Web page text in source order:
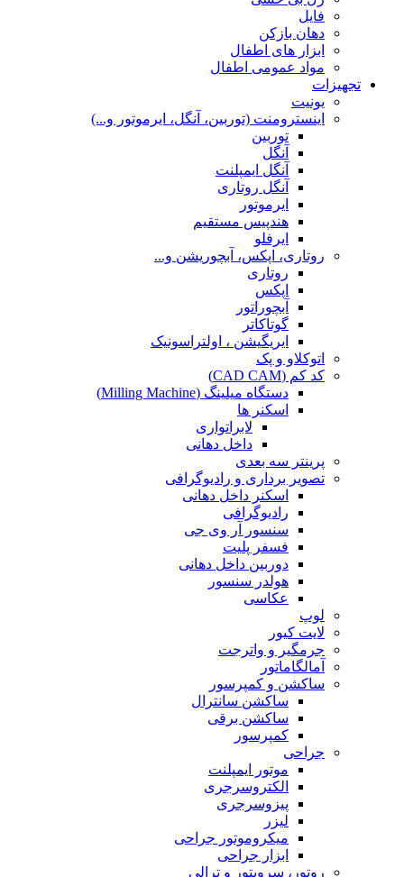
فایل
دهان بازکن
ابزار های اطفال
مواد عمومی اطفال
تجهیزات
یونیت
اینسترومنت (توربین، آنگل، ایرموتور و...)
توربین
آنگل
آنگل ایمپلنت
آنگل روتاری
ایرموتور
هندپیس مستقیم
ایرفلو
روتاری، اپکس، آبچوریشن و...
روتاری
اپکس
آبچوراتور
گوتاکاتر
ایریگیشن ، اولتراسونیک
اتوکلاو و پک
کد کم (CAD CAM)
دستگاه میلینگ (Milling Machine)
اسکنر ها
لابراتواری
داخل دهانی
پرینتر سه بعدی
تصویر برداری و رادیوگرافی
اسکنر داخل دهانی
رادیوگرافی
سنسور آر وی جی
فسفر پلیت
دوربین داخل دهانی
هولدر سنسور
عکاسی
لوپ
لایت کیور
جرمگیر و واترجت
آمالگاماتور
ساکشن و کمپرسور
ساکشن سانترال
ساکشن برقی
کمپرسور
جراحی
موتور ایمپلنت
الکتروسرجری
پیزوسرجری
لیزر
میکروموتور جراحی
ابزار جراحی
روتور، سرویتور و ترالی